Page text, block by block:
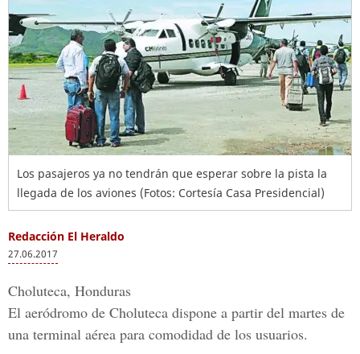
Los pasajeros ya no tendrán que esperar sobre la pista la
llegada de los aviones (Fotos: Cortesía Casa Presidencial)
Redacción El Heraldo
27.06.2017
Choluteca, Honduras
El aeródromo de Choluteca dispone a partir del martes de
una terminal aérea para comodidad de los usuarios.